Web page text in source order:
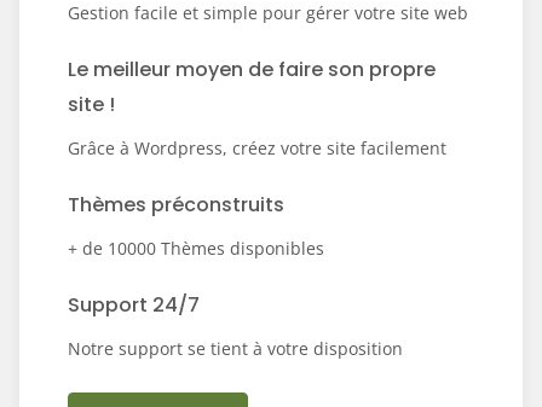
Gestion facile et simple pour gérer votre site web
Le meilleur moyen de faire son propre
site !
Grâce à Wordpress, créez votre site facilement
Thèmes préconstruits
+ de 10000 Thèmes disponibles
Support 24/7
Notre support se tient à votre disposition